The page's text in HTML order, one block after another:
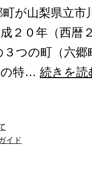
が山梨県立市
２０年（西暦
つの町（六郷
の特… 続きを読
イド